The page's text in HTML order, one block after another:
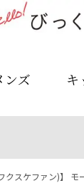
ンズ キ
フクスケファン)】